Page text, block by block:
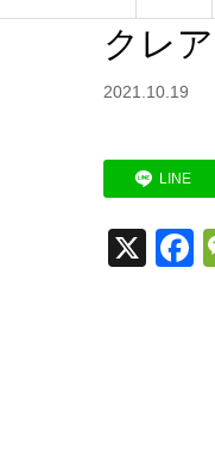
クレ
2021.10.19
LINE
X